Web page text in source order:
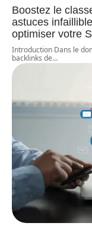
Boostez le
astuces
optimiser votre
Introduction Dans le
backlinks de…